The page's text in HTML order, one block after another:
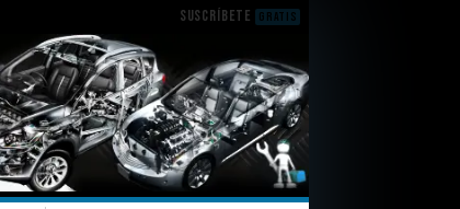
SUSCRÍBETE GRATIS